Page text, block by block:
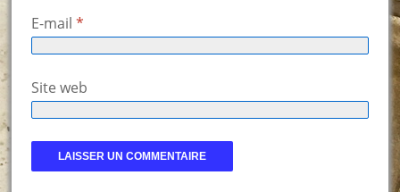
E-mail *
Site web